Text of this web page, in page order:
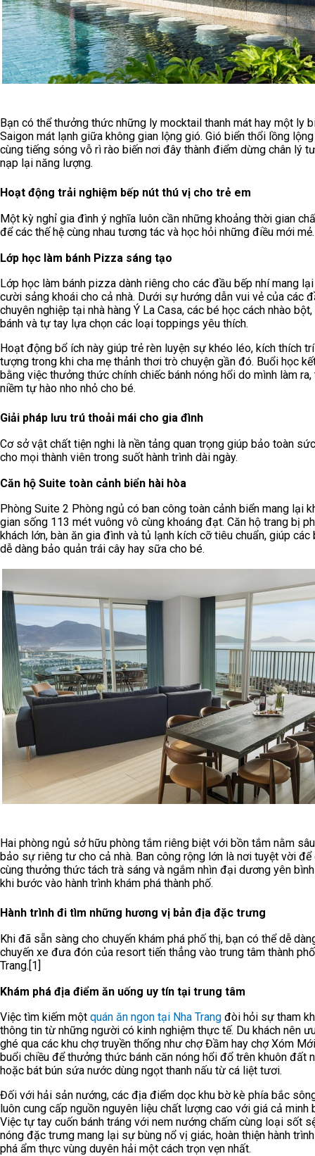
Bạn có thể thưởng thức những ly mocktail thanh mát hay một ly
Saigon mát lạnh giữa không gian lộng gió. Gió biển thổi lồng
cùng tiếng sóng vỗ rì rào biến nơi đây thành điểm dừng chân lý
nạp lại năng lượng.
Hoạt động trải nghiệm bếp nút thú vị cho trẻ em
Một kỳ nghỉ gia đình ý nghĩa luôn cần những khoảng thời gian
để các thế hệ cùng nhau tương tác và học hỏi những điều mới mẻ.
Lớp học làm bánh Pizza sáng tạo
Lớp học làm bánh pizza dành riêng cho các đầu bếp nhí mang
cười sảng khoái cho cả nhà. Dưới sự hướng dẫn vui vẻ của các
chuyên nghiệp tại nhà hàng Ý La Casa, các bé học cách nhào bột,
bánh và tự tay lựa chọn các loại toppings yêu thích.
Hoạt động bổ ích này giúp trẻ rèn luyện sự khéo léo, kích thích
tượng trong khi cha mẹ thảnh thơi trò chuyện gần đó. Buổi học
bằng việc thưởng thức chính chiếc bánh nóng hổi do mình làm ra,
niềm tự hào nho nhỏ cho bé.
Giải pháp lưu trú thoải mái cho gia đình
Cơ sở vật chất tiện nghi là nền tảng quan trọng giúp bảo toàn
cho mọi thành viên trong suốt hành trình dài ngày.
Căn hộ Suite toàn cảnh biển hài hòa
Phòng Suite 2 Phòng ngủ có ban công toàn cảnh biển mang lại
gian sống 113 mét vuông vô cùng khoáng đạt. Căn hộ trang bị
khách lớn, bàn ăn gia đình và tủ lạnh kích cỡ tiêu chuẩn, giúp các
dễ dàng bảo quản trái cây hay sữa cho bé.
Hai phòng ngủ sở hữu phòng tắm riêng biệt với bồn tắm nằm
bảo sự riêng tư cho cả nhà. Ban công rộng lớn là nơi tuyệt vời để
cùng thưởng thức tách trà sáng và ngắm nhìn đại dương yên
khi bước vào hành trình khám phá thành phố.
Hành trình đi tìm những hương vị bản địa đặc trưng
Khi đã sẵn sàng cho chuyến khám phá phố thị, bạn có thể dễ
chuyến xe đưa đón của resort tiến thẳng vào trung tâm thành
Trang.[1]
Khám phá địa điểm ăn uống uy tín tại trung tâm
Việc tìm kiếm một quán ăn ngon tại Nha Trang đòi hỏi sự tham
thông tin từ những người có kinh nghiệm thực tế. Du khách nên
ghé qua các khu chợ truyền thống như chợ Đầm hay chợ Xóm
buổi chiều để thưởng thức bánh căn nóng hổi đổ trên khuôn đất
hoặc bát bún sứa nước dùng ngọt thanh nấu từ cá liệt tươi.
Đối với hải sản nướng, các địa điểm dọc khu bờ kè phía bắc
luôn cung cấp nguồn nguyên liệu chất lượng cao với giá cả minh
Việc tự tay cuốn bánh tráng với nem nướng chấm cùng loại sốt
nóng đặc trưng mang lại sự bùng nổ vị giác, hoàn thiện hành
phá ẩm thực vùng duyên hải một cách trọn vẹn nhất.